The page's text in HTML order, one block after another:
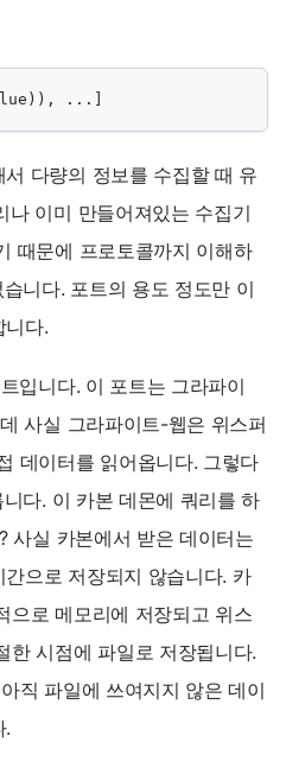
...]
다량의 정보를 수집할 때 유
나 이미 만들어져있는 수집기
때문에 프로토콜까지 이해하
니다. 포트의 용도 정도만 이
니다.
입니다. 이 포트는 그라파이
사실 그라파이트-웹은 위스퍼
데이터를 읽어옵니다. 그렇다
다. 이 카본 데몬에 쿼리를 하
사실 카본에서 받은 데이터는
으로 저장되지 않습니다. 카
으로 메모리에 저장되고 위스
한 시점에 파일로 저장됩니다.
직 파일에 쓰여지지 않은 데이
.